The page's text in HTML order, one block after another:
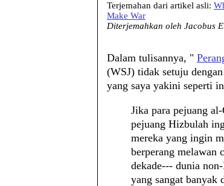
Terjemahan dari artikel asli:
Make War
Diterjemahkan oleh Jacobus
Dalam tulisannya, "
(WSJ) tidak setuju dengan
yang saya yakini seperti
Jika para pejuang
pejuang Hizbulah
mereka yang ingin
berperang melawan
dekade--- dunia
yang sangat banyak